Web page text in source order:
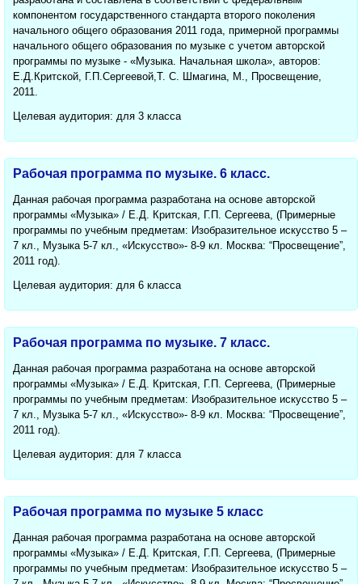
компонентом государственного стандарта второго поколения
начального общего образования 2011 года, примерной программы
начального общего образования по музыке с учетом авторской
программы по музыке - «Музыка. Начальная школа», авторов:
Е.Д.Критской, Г.П.Сергеевой,Т. С. Шмагина, М., Просвещение,
2011.
Целевая аудитория: для 3 класса
Рабочая программа по музыке. 6 класс.
Данная рабочая программа разработана на основе авторской
программы «Музыка» / Е.Д. Критская, Г.П. Сергеева, (Примерные
программы по учебным предметам: Изобразительное искусство 5 –
7 кл., Музыка 5-7 кл., «Искусство»- 8-9 кл. Москва: “Просвещение”,
2011 год).
Целевая аудитория: для 6 класса
Рабочая программа по музыке. 7 класс.
Данная рабочая программа разработана на основе авторской
программы «Музыка» / Е.Д. Критская, Г.П. Сергеева, (Примерные
программы по учебным предметам: Изобразительное искусство 5 –
7 кл., Музыка 5-7 кл., «Искусство»- 8-9 кл. Москва: “Просвещение”,
2011 год).
Целевая аудитория: для 7 класса
Рабочая программа по музыке 5 класс
Данная рабочая программа разработана на основе авторской
программы «Музыка» / Е.Д. Критская, Г.П. Сергеева, (Примерные
программы по учебным предметам: Изобразительное искусство 5 –